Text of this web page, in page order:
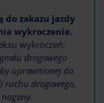
do zakazu jazdy
wykroczenie.
wykroczeń:
drogowego
uprawnionej do
ruchu drogowego,